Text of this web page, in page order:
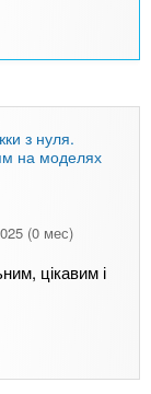
з нуля.
на моделях
(0 мес)
цікавим і